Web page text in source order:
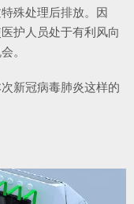
殊处理后排放。因
护人员处于有利风向
。
新冠病毒肺炎这样的